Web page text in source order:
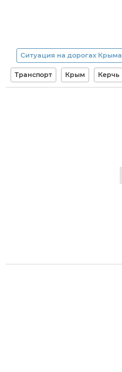
Ситуация на дорогах Крыма
Транспорт Крым Керчь